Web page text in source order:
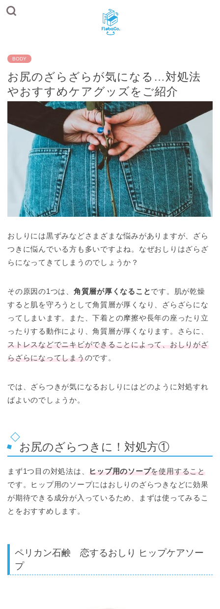
BODY
お尻のざらざらが気になる…対処法
やおすすめケアグッズをご紹介
おしりには黒ずみなどさまざまな悩みがありますが、ざら
つきに悩んでいる方も多いですよね。なぜおしりはざらざ
らになってきてしまうのでしょうか？
その原因の1つは、 角質層が厚くなることです。肌が乾燥
すると肌を守ろうとして角質層が厚くなり、ざらざらにな
ってしまいます。また、下着との摩擦や長年の座ったり立
ったりする動作により、角質層が厚くなります。さらに、
ストレスなどでニキビができることによって、おしりがざ
らざらになってしまう のです。
では、ざらつきが気になるおしりにはどのように対処すれ
ばよいのでしょうか。
お尻のざらつきに！対処方①
まず1つ目の対処法は、 ヒップ用のソープを使用すること
です。ヒップ用のソープにはおしりのざらつきなどに効果
が期待できる成分が入っているため、まずは使ってみるこ
とをおすすめします。
ペリカン石鹸 恋するおしり ヒップケアソー
プ